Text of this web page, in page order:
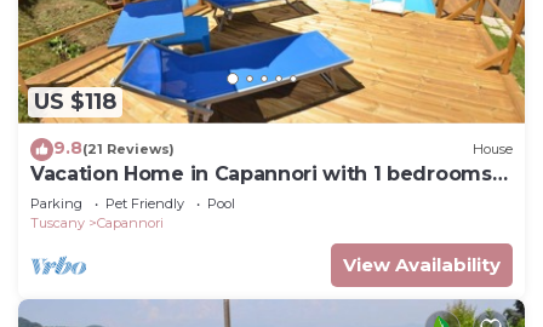
US $118
9.8(21 Reviews) House
Vacation Home in Capannori with 1 bedrooms
sleeps 2
Parking Pet Friendly
Pool
Tuscany
Capannori
View Availability